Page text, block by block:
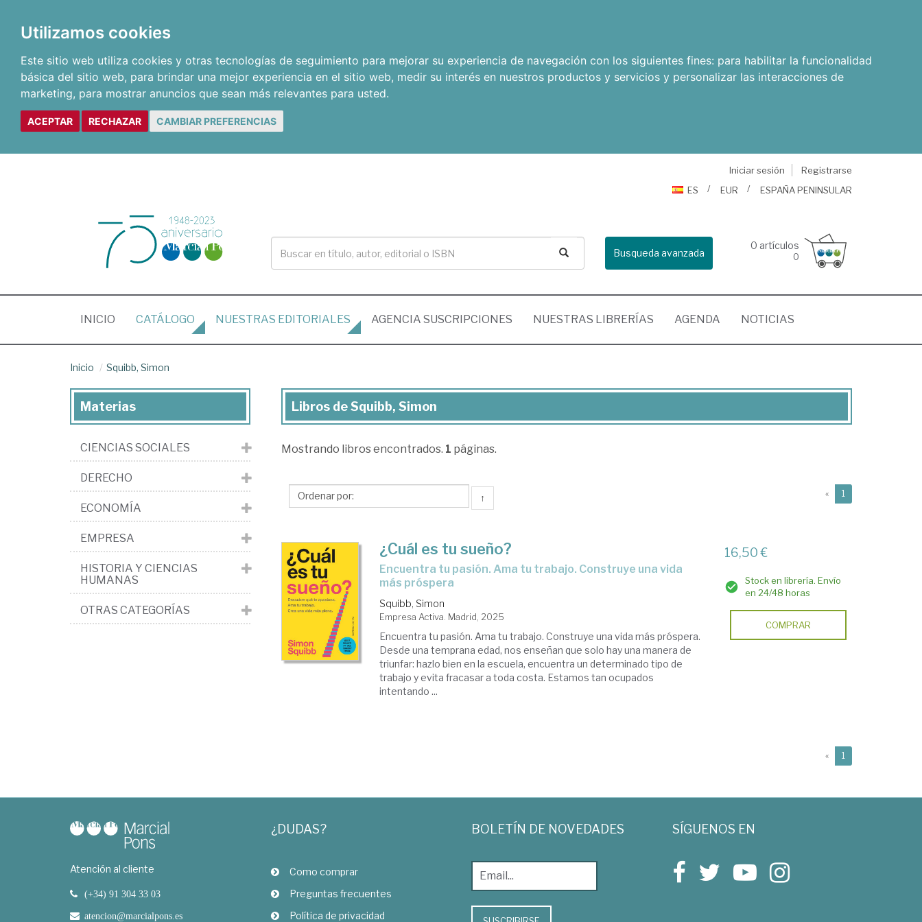
Utilizamos cookies
Este sitio web utiliza cookies y otras tecnologías de seguimiento para mejorar su experiencia de navegación con los siguientes fines: para habilitar la funcionalidad
básica del sitio web, para brindar una mejor experiencia en el sitio web, medir su interés en nuestros productos y servicios y personalizar las interacciones de
marketing, para mostrar anuncios que sean más relevantes para usted.
ACEPTAR RECHAZAR CAMBIAR PREFERENCIAS
Iniciar sesión
Registrarse
ES
EUR ESPAÑA PENINSULAR
Busqueda avanzada
0 artículos
0
INICIO (CURRENT)
CATÁLOGO NUESTRAS EDITORIALES AGENCIA SUSCRIPCIONES NUESTRAS LIBRERÍAS AGENDA NOTICIAS
Inicio Squibb, Simon
Libros
Squibb,
Libros de Squibb, Simon
Mostrando libros encontrados. 1 páginas.
↑ « 1
¿Cuál es tu sueño?
Encuentra tu pasión. Ama tu trabajo. Construye una vida
más próspera
Squibb, Simon
Empresa Activa. Madrid, 2025
Encuentra tu pasión. Ama tu trabajo. Construye una vida más próspera.
Desde una temprana edad, nos enseñan que solo hay una manera de
triunfar: hazlo bien en la escuela, encuentra un determinado tipo de
trabajo y evita fracasar a toda costa. Estamos tan ocupados
intentando ...
16,50 €
Stock en librería. Envío
en 24/48 horas
COMPRAR
« 1
Materias
CIENCIAS SOCIALES
DERECHO
ECONOMÍA
EMPRESA
HISTORIA Y CIENCIAS
HUMANAS
OTRAS CATEGORÍAS
Atención al cliente
(+34) 91 304 33 03
atencion@marcialpons.es
¿DUDAS?
Como comprar
Preguntas frecuentes
Política de privacidad
BOLETÍN DE NOVEDADES SÍGUENOS EN